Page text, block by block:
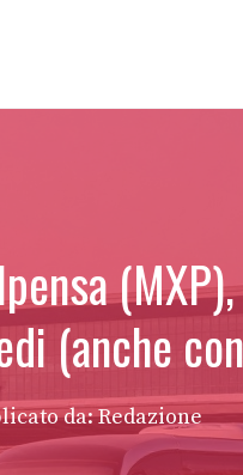
(anche
da: Redazione